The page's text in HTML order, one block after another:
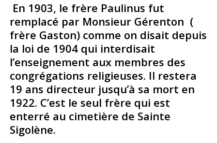
En 1903, le frère Paulinus fut
remplacé par Monsieur Gérenton (
frère Gaston) comme on disait depuis
la loi de 1904 qui interdisait
l’enseignement aux membres des
congrégations religieuses. Il restera
19 ans directeur jusqu’à sa mort en
1922. C’est le seul frère qui est
enterré au cimetière de Sainte
Sigolène.